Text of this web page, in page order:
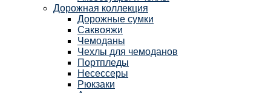
Дорожная коллекция
Дорожные сумки
Саквояжи
Чемоданы
Чехлы для чемоданов
Портпледы
Несессеры
Рюкзаки